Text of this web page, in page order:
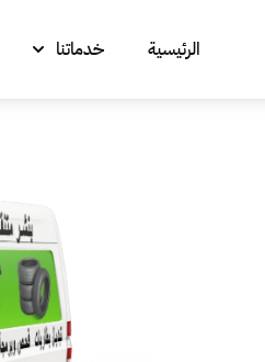
الرئيسية خدماتنا